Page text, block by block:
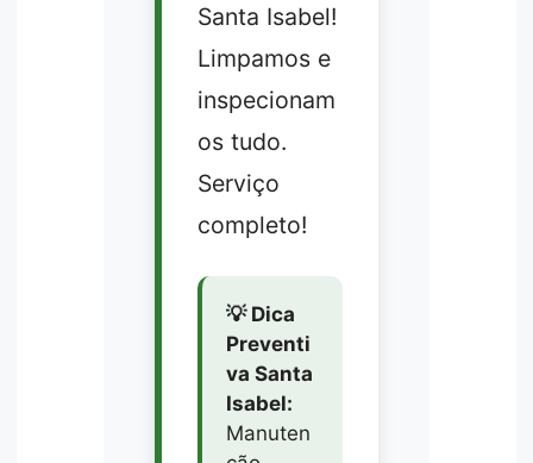
Santa Isabel!
Limpamos e
inspecionam
os tudo.
Serviço
completo!
💡 Dica
Preventi
va Santa
Isabel:
Manuten